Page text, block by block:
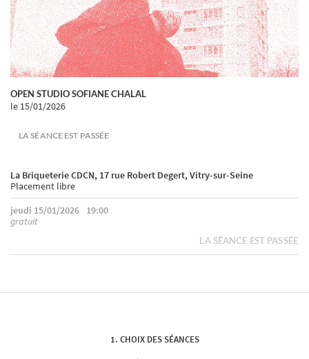
OPEN STUDIO SOFIANE CHALAL
le 15/01/2026
LA SÉANCE EST PASSÉE
La Briqueterie CDCN, 17 rue Robert Degert, Vitry-sur-Seine
Placement libre
jeudi 15/01/2026
19:00
gratuit
LA SÉANCE EST PASSÉE
CHOIX DES SÉANCES